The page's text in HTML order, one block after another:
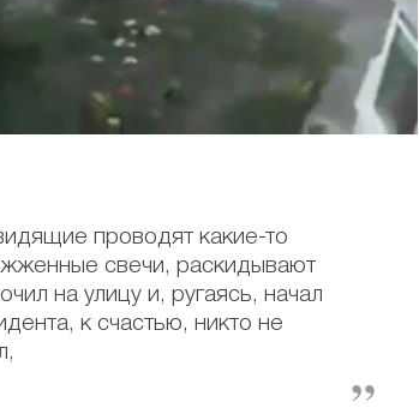
проводят какие-то
свечи, раскидывают
на улицу и, ругаясь, начал
к счастью, никто не